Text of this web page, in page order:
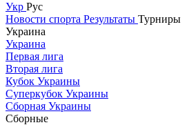
Укр Рус
Новости спорта Результаты Турниры
Украина
Украина
Первая лига
Вторая лига
Кубок Украины
Суперкубок Украины
Сборная Украины
Сборные